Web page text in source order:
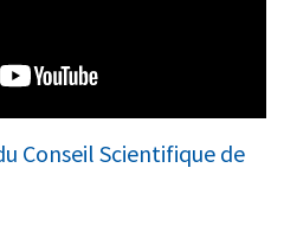
Conseil Scientifique de